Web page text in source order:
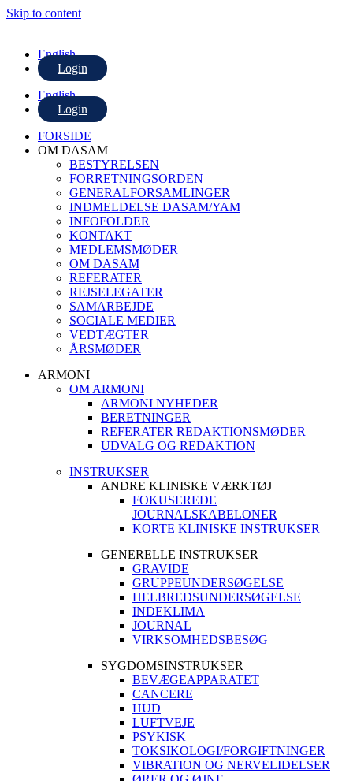
Skip to content
English
Login
English
Login
FORSIDE
OM DASAM
BESTYRELSEN
FORRETNINGSORDEN
GENERALFORSAMLINGER
INDMELDELSE DASAM/YAM
INFOFOLDER
KONTAKT
MEDLEMSMØDER
OM DASAM
REFERATER
REJSELEGATER
SAMARBEJDE
SOCIALE MEDIER
VEDTÆGTER
ÅRSMØDER
ARMONI
OM ARMONI
ARMONI NYHEDER
BERETNINGER
REFERATER REDAKTIONSMØDER
UDVALG OG REDAKTION
INSTRUKSER
ANDRE KLINISKE VÆRKTØJ
FOKUSEREDE
JOURNALSKABELONER
KORTE KLINISKE INSTRUKSER
GENERELLE INSTRUKSER
GRAVIDE
GRUPPEUNDERSØGELSE
HELBREDSUNDERSØGELSE
INDEKLIMA
JOURNAL
VIRKSOMHEDSBESØG
SYGDOMSINSTRUKSER
BEVÆGEAPPARATET
CANCERE
HUD
LUFTVEJE
PSYKISK
TOKSIKOLOGI/FORGIFTNINGER
VIBRATION OG NERVELIDELSER